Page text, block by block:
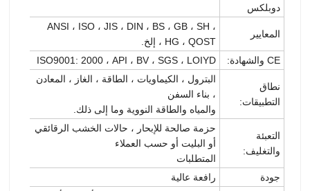
دوبلكس
المعايير
ANSI ، ISO ، JIS ، DIN ، BS ، GB ، SH ،
HG ، QOST ، إلخ.
CE والشهادة:
ISO9001: 2000 ، API ، BV ، SGS ، LOIYD
نطاق
التطبيقات:
البترول ، الكيماويات ، الطاقة ، الغاز ، المعادن
، بناء السفن
والمياه والطاقة النووية وما إلى ذلك.
التعبئة
والتغليف:
حزمة صالحة للإبحار ، حالات الخشب الرقائقي
أو البليت أو حسب العملاء
المتطلبات
جودة
رافعة عالية